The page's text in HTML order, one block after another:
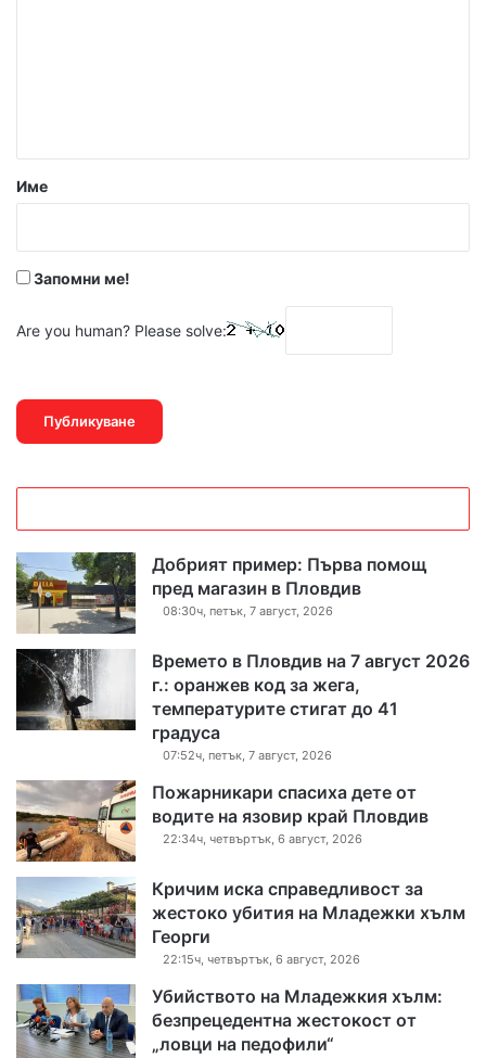
Име
Запомни ме!
Are you human? Please solve:
Добрият пример: Първа помощ
пред магазин в Пловдив
08:30ч, петък, 7 август, 2026
Времето в Пловдив на 7 август 2026
г.: оранжев код за жега,
температурите стигат до 41
градуса
07:52ч, петък, 7 август, 2026
Пожарникари спасиха дете от
водите на язовир край Пловдив
22:34ч, четвъртък, 6 август, 2026
Кричим иска справедливост за
жестоко убития на Младежки хълм
Георги
22:15ч, четвъртък, 6 август, 2026
Убийството на Младежкия хълм:
безпрецедентна жестокост от
„ловци на педофили“